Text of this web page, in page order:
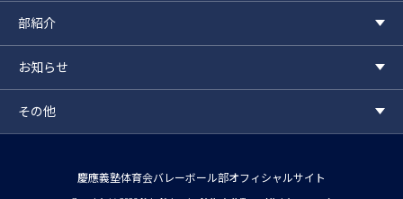
部紹介
お知らせ
その他
慶應義塾体育会バレーボール部オフィシャルサイト